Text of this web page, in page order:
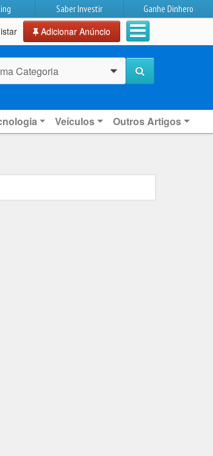
Saber Investir Ganhe Dinhero
Adicionar Anúncio
Categoria 0
Veículos Outros Artigos